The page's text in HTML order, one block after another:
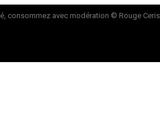
consommez avec modération © Rouge